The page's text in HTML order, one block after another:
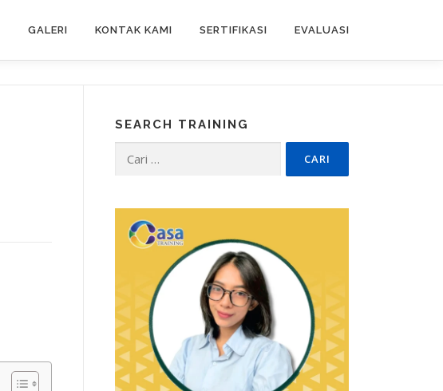
GALERI KONTAK KAMI SERTIFIKASI EVALUASI
SEARCH TRAINING
untuk: